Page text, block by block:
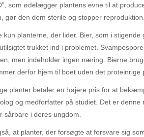
som ødelægger plantens evne til at
gør den dem sterile og stopper reproduktion.
kun planterne, der lider. Bier, som i
trukket ind i problemet.
men indeholder ingen næring. Bierne
derfor hjem til boet uden det proteinrige
planter betaler en højere pris for at
og medforfatter på studiet. Det er
sårbare i deres ungdom.
at planter, der forsøgte at forsvare sig